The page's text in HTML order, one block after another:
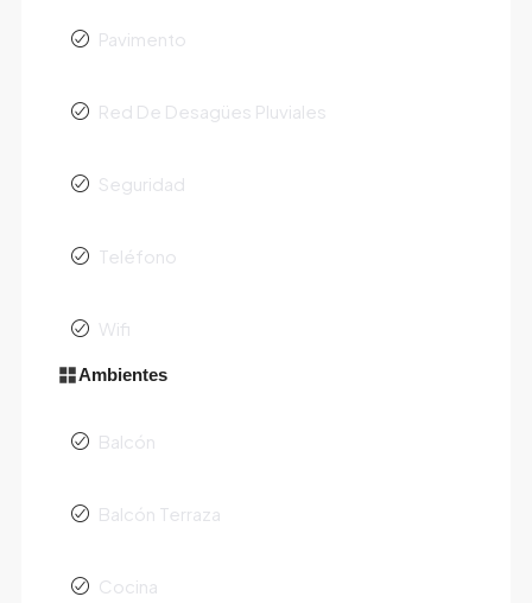
Pavimento
Red De Desagües Pluviales
Seguridad
Teléfono
Wifi
Ambientes
Balcón
Balcón Terraza
Cocina